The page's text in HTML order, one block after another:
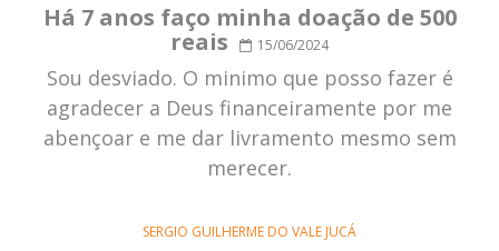
Há 7 anos faço minha doação de 500
reais
15/06/2024
Sou desviado. O minimo que posso fazer é
agradecer a Deus financeiramente por me
abençoar e me dar livramento mesmo sem
merecer.
SERGIO GUILHERME DO VALE JUCÁ